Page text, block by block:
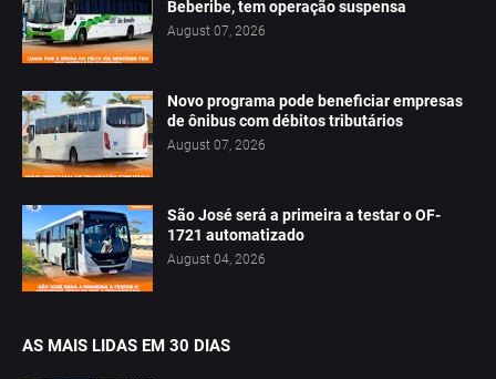
Beberibe, tem operação suspensa
August 07, 2026
Novo programa pode beneficiar empresas
de ônibus com débitos tributários
August 07, 2026
São José será a primeira a testar o OF-
1721 automatizado
August 04, 2026
AS MAIS LIDAS EM 30 DIAS